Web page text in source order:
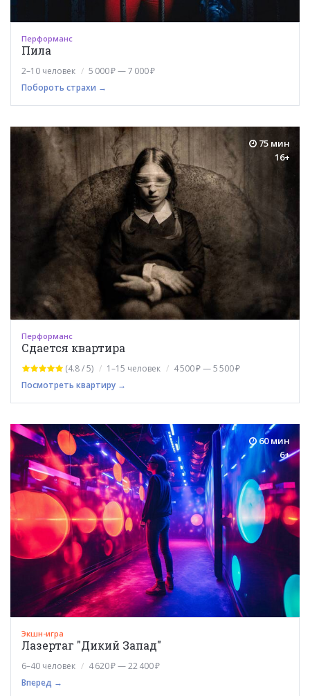
Перформанс
Пила
2–10 человек
5 000 ₽ — 7 000 ₽
Побороть страхи →
75 мин
16+
Перформанс
Сдается квартира
(4.8 / 5) 1–15 человек
4 500 ₽ — 5 500 ₽
Посмотреть квартиру →
60 мин
6+
Экшн-игра
Лазертаг "Дикий Запад"
6–40 человек
4 620 ₽ — 22 400 ₽
Вперед →